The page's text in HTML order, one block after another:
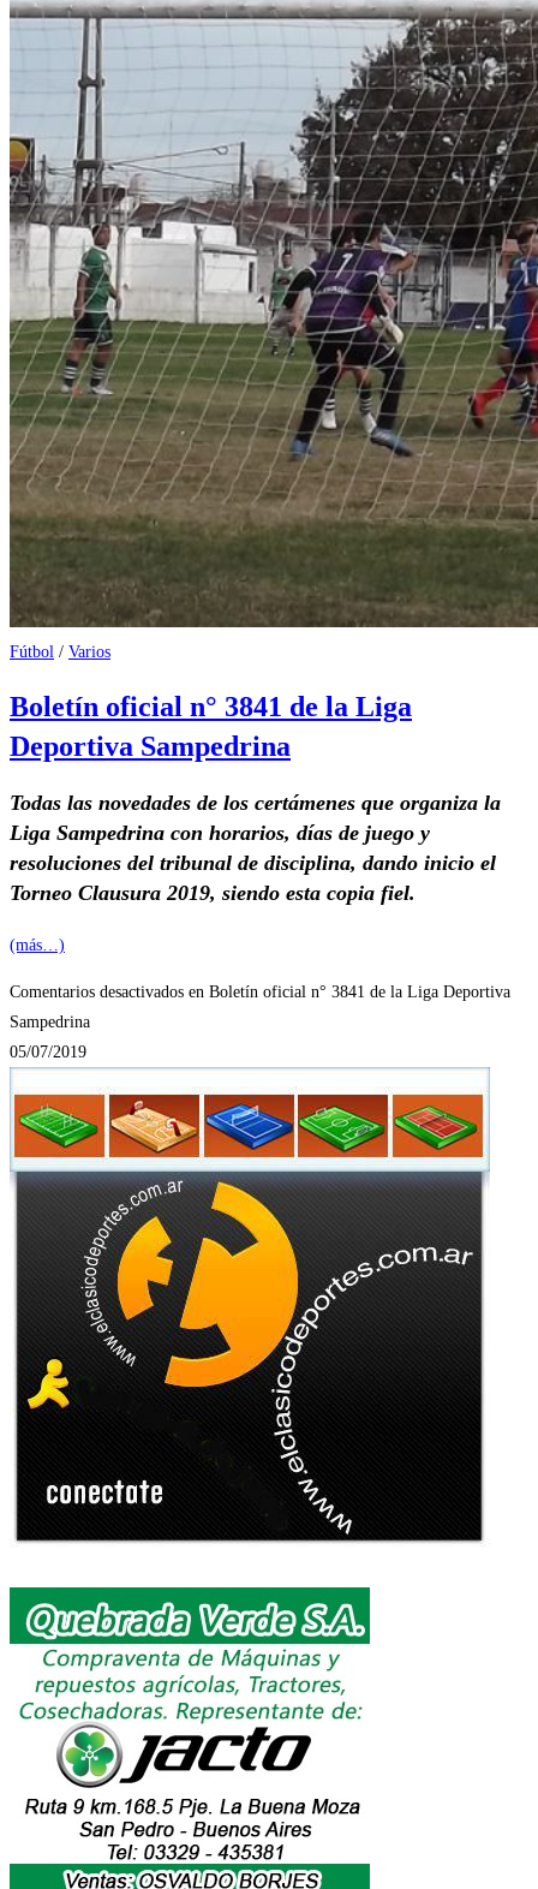
Fútbol / Varios
Boletín oficial n° 3841 de la Liga
Deportiva Sampedrina
Todas las novedades de los certámenes que organiza la
Liga Sampedrina con horarios, días de juego y
resoluciones del tribunal de disciplina, dando inicio el
Torneo Clausura 2019, siendo esta copia fiel.
(más…)
Comentarios desactivados en Boletín oficial n° 3841 de la Liga Deportiva
Sampedrina
05/07/2019